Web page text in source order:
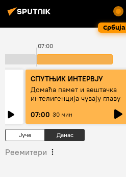
Србија
07:00
СПУТЊИК ИНТЕРВЈУ
Домаћа памет и вештачка
интелигенција чувају главу
07:00 30 мин
Јуче Данас
Реемитери